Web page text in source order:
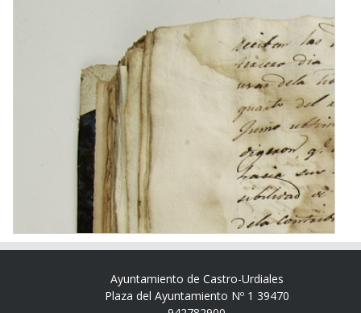
Ayuntamiento de Castro-Urdiales
Plaza del Ayuntamiento Nº 1 39470